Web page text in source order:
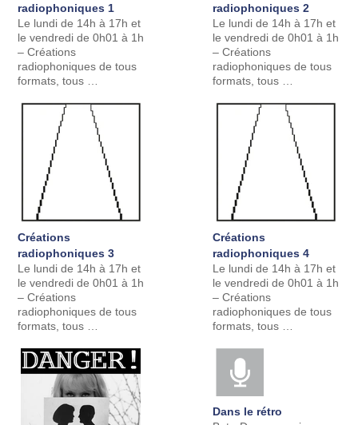
radiophoniques 1
Le lundi de 14h à 17h et
le vendredi de 0h01 à 1h
– Créations
radiophoniques de tous
formats, tous …
radiophoniques 2
Le lundi de 14h à 17h et
le vendredi de 0h01 à 1h
– Créations
radiophoniques de tous
formats, tous …
Créations
radiophoniques 3
Le lundi de 14h à 17h et
le vendredi de 0h01 à 1h
– Créations
radiophoniques de tous
formats, tous …
Créations
radiophoniques 4
Le lundi de 14h à 17h et
le vendredi de 0h01 à 1h
– Créations
radiophoniques de tous
formats, tous …
Dans le rétro